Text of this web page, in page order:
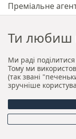
Преміальне
Про нас
Хто ми
Керівництво
Ти любиш
Ми раді
Тому ми
(так звані
зручніше